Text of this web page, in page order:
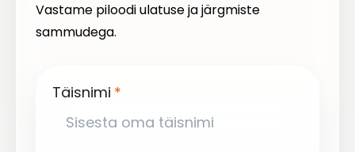
Vastame piloodi ulatuse ja järgmiste
sammudega.
Täisnimi *